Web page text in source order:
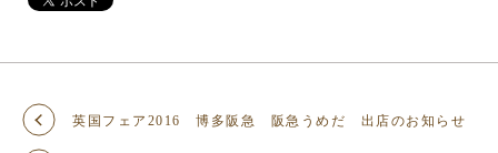
英国フェア2016 博多阪急 阪急うめだ 出店のお知らせ